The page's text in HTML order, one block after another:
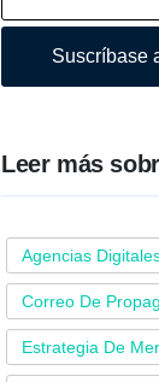
Suscríbase
Leer más
Agencias
Correo De
Estrategia De